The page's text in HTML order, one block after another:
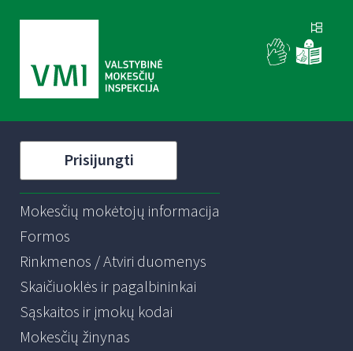
Prisijungti
Mokesčių mokėtojų informacija
Formos
Rinkmenos / Atviri duomenys
Skaičiuoklės ir pagalbininkai
Sąskaitos ir įmokų kodai
Mokesčių žinynas